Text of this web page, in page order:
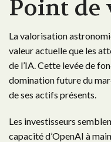
Point de
La valorisation
valeur actuelle que les
de l’IA. Cette levée de
domination future du
de ses actifs présents.
Les investisseurs
capacité d’OpenAI à